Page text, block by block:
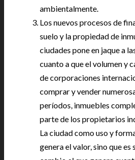
ambientalmente.
Los nuevos procesos de
suelo y la propiedad de
ciudades pone en jaque a
cuanto a que el volumen y
de corporaciones
comprar y vender
períodos, inmuebles
parte de los propietarios
La ciudad como uso y
genera el valor, sino que es